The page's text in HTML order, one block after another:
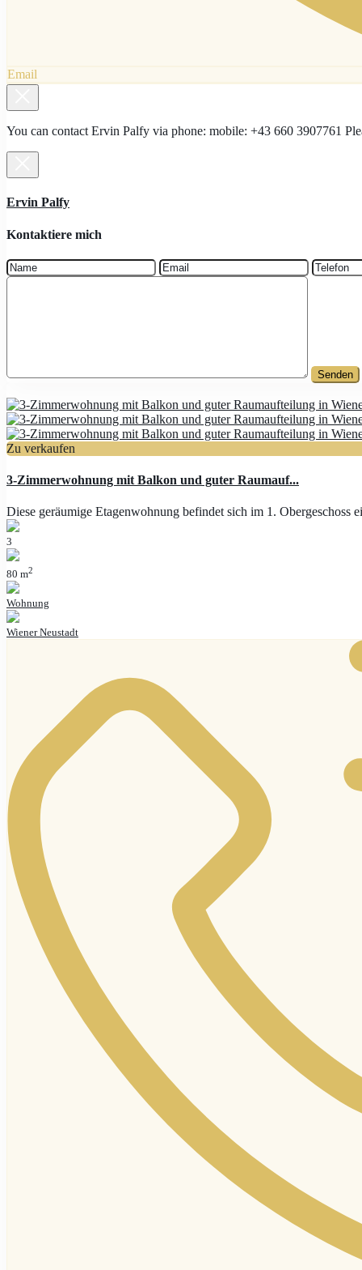
Email
You can contact Ervin Palfy via phone: mobile: +43 660 3907761
Ervin Palfy
Kontaktiere mich
Zu verkaufen
3-Zimmerwohnung mit Balkon und guter Raumauf...
Diese geräumige Etagenwohnung befindet sich im 1. Obergeschoss
3
80 m2
Wohnung
Wiener Neustadt